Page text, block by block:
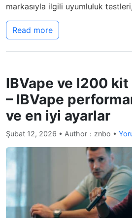
markasıyla ilgili uyumluluk
Read more
IBVape ve l200
– IBVape
ve en iyi ayarlar
Şubat 12, 2026 • Author：znbo •